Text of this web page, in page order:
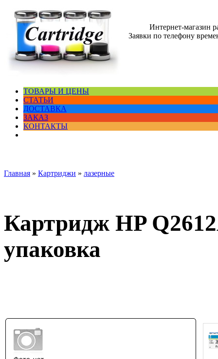
Интернет-магазин
Заявки по телефону
ТОВАРЫ И ЦЕНЫ
СТАТЬИ
ДОСТАВКА
ЗАКАЗ
КОНТАКТЫ
Главная » Картриджи » лазерные
Картридж HP
упаковка